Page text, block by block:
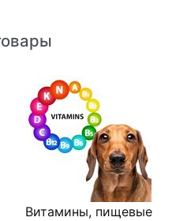
Витамины, пищевые